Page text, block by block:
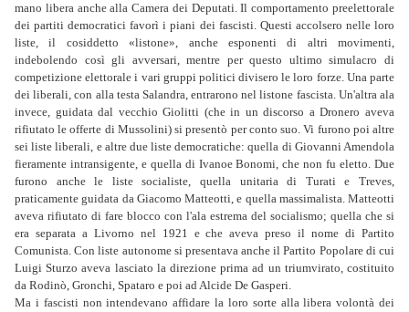
mano libera anche alla Camera dei Deputati. Il comportamento preelettorale
dei partiti democratici favorì i piani dei fascisti. Questi accolsero nelle loro
liste, il cosiddetto «listone», anche esponenti di altri movimenti,
indebolendo così gli avversari, mentre per questo ultimo simulacro di
competizione elettorale i vari gruppi politici divisero le loro forze. Una parte
dei liberali, con alla testa Salandra, entrarono nel listone fascista. Un'altra ala
invece, guidata dal vecchio Giolitti (che in un discorso a Dronero aveva
rifiutato le offerte di Mussolini) si presentò per conto suo. Vi furono poi altre
sei liste liberali, e altre due liste democratiche: quella di Giovanni Amendola
fieramente intransigente, e quella di Ivanoe Bonomi, che non fu eletto. Due
furono anche le liste socialiste, quella unitaria di Turati e Treves,
praticamente guidata da Giacomo Matteotti, e quella massimalista. Matteotti
aveva rifiutato di fare blocco con l'ala estrema del socialismo; quella che si
era separata a Livorno nel 1921 e che aveva preso il nome di Partito
Comunista. Con liste autonome si presentava anche il Partito Popolare di cui
Luigi Sturzo aveva lasciato la direzione prima ad un triumvirato, costi­tuito
da Rodinò, Gronchi, Spataro e poi ad Alcide De Gasperi.
Ma i fascisti non intendevano affidare la loro sorte alla libera volontà dei